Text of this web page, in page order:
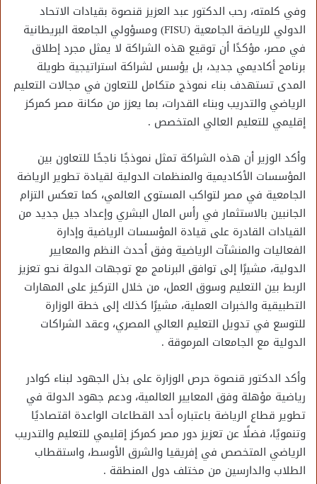
وفي كلمته، رحب الدكتور عبد العزيز قنصوة بقيادات الاتحاد
الدولي للرياضة الجامعية (FISU) ومسؤولي الجامعة البريطانية
في مصر، مؤكدًا أن توقيع هذه الشراكة لا يمثل مجرد إطلاق
برنامج أكاديمي جديد، بل يؤسس لشراكة استراتيجية طويلة
المدى تستهدف بناء نموذج متكامل للتعاون في مجالات التعليم
الرياضي والتدريب وبناء القدرات، بما يعزز من مكانة مصر كمركز
إقليمي للتعليم العالي المتخصص .
وأكد الوزير أن هذه الشراكة تمثل نموذجًا ناجحًا للتعاون بين
المؤسسات الأكاديمية والمنظمات الدولية لقيادة تطوير الرياضة
الجامعية في مصر لتواكب المستوى العالمي، كما تعكس التزام
الجانبين بالاستثمار في رأس المال البشري وإعداد جيل جديد من
القيادات القادرة على قيادة المؤسسات الرياضية وإدارة
الفعاليات والمنشآت الرياضية وفق أحدث النظم والمعايير
الدولية، مشيرًا إلى توافق البرنامج مع توجهات الدولة نحو تعزيز
الربط بين التعليم وسوق العمل، من خلال التركيز على المهارات
التطبيقية والخبرات العملية، مشيرًا كذلك إلى خطة الوزارة
للتوسع في تدويل التعليم العالي المصري، وعقد الشراكات
الدولية مع الجامعات المرموقة .
وأكد الدكتور قنصوة حرص الوزارة على بذل الجهود لبناء كوادر
رياضية مؤهلة وفق المعايير العالمية، ودعم جهود الدولة في
تطوير قطاع الرياضة باعتباره أحد القطاعات الواعدة اقتصاديًا
وتنمويًا، فضلًا عن تعزيز دور مصر كمركز إقليمي للتعليم والتدريب
الرياضي المتخصص في إفريقيا والشرق الأوسط، واستقطاب
الطلاب والدارسين من مختلف دول المنطقة .